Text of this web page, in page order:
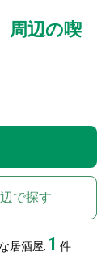
周辺の喫
で探す
居酒屋: 1 件